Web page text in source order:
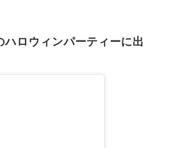
ハロウィンパーティーに出